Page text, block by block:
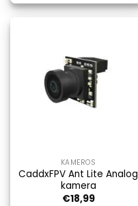
KAMEROS
CaddxFPV Ant Lite Analog
kamera
€18,99